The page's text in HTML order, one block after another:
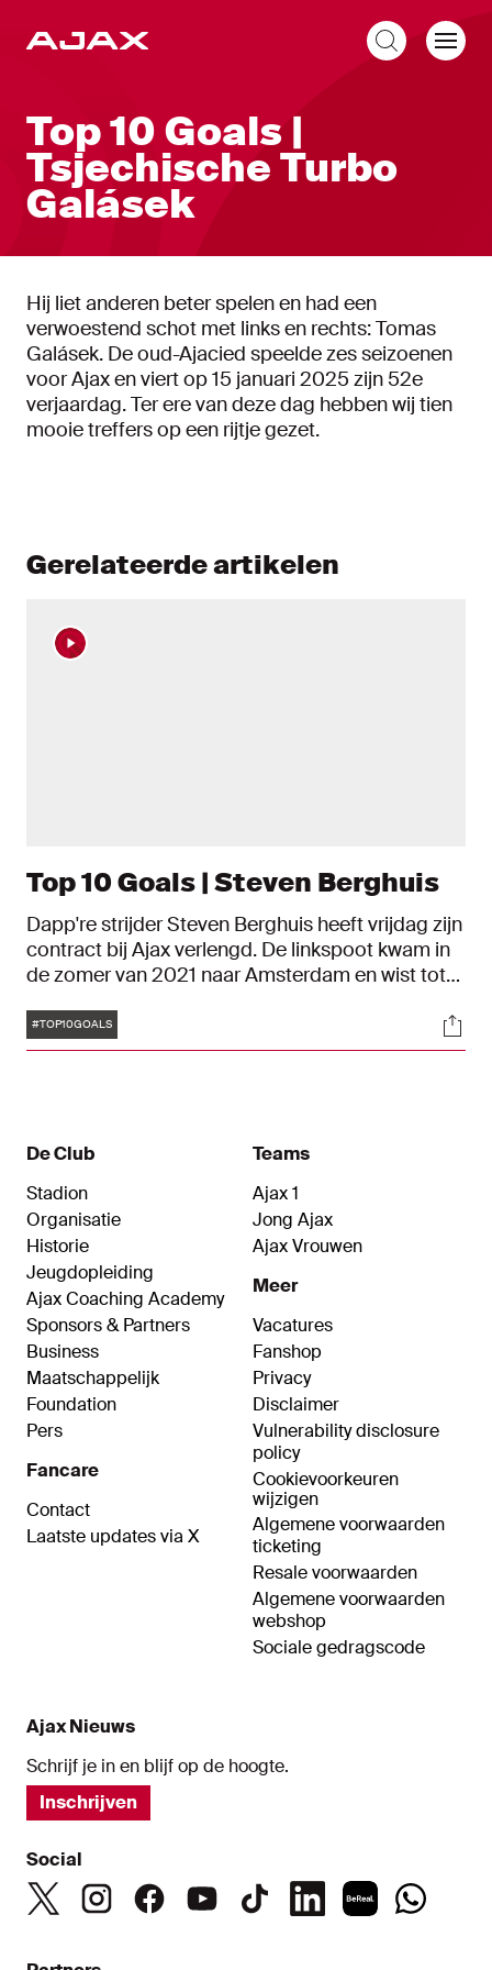
Top 10 Goals |
Tsjechische Turbo
Galásek
Hij liet anderen beter spelen en had een
verwoestend schot met links en rechts: Tomas
Galásek. De oud-Ajacied speelde zes seizoenen
voor Ajax en viert op 15 januari 2025 zijn 52e
verjaardag. Ter ere van deze dag hebben wij tien
mooie treffers op een rijtje gezet.
Gerelateerde artikelen
Top 10 Goals | Steven Berghuis
Dapp're strijder Steven Berghuis heeft vrijdag zijn
contract bij Ajax verlengd. De linkspoot kwam in
de zomer van 2021 naar Amsterdam en wist tot
zetten tien fraaie treffers van de Ajacied op een
rij.
Tags
#TOP10GOALS
De Club
Stadion
Organisatie
Historie
Jeugdopleiding
Ajax Coaching Academy
Sponsors & Partners
Business
Maatschappelijk
Foundation
Pers
Fancare
Contact
Laatste updates via X
Teams
Ajax 1
Jong Ajax
Ajax Vrouwen
Meer
Vacatures
Fanshop
Privacy
Disclaimer
Vulnerability disclosure
policy
Cookievoorkeuren
wijzigen
Algemene voorwaarden
ticketing
Resale voorwaarden
Algemene voorwaarden
webshop
Sociale gedragscode
Ajax Nieuws
Schrijf je in en blijf op de hoogte.
Inschrijven
Social